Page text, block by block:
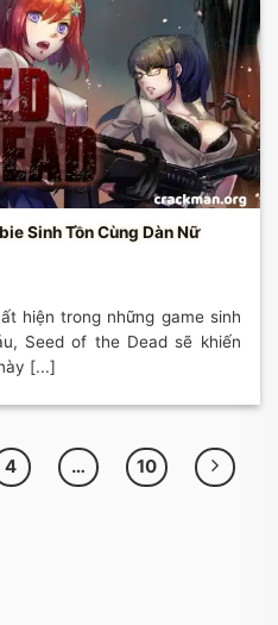
Sinh Tồn Cùng Dàn Nữ
hiện trong những game sinh
Seed of the Dead sẽ khiến
[...]
4 … 10